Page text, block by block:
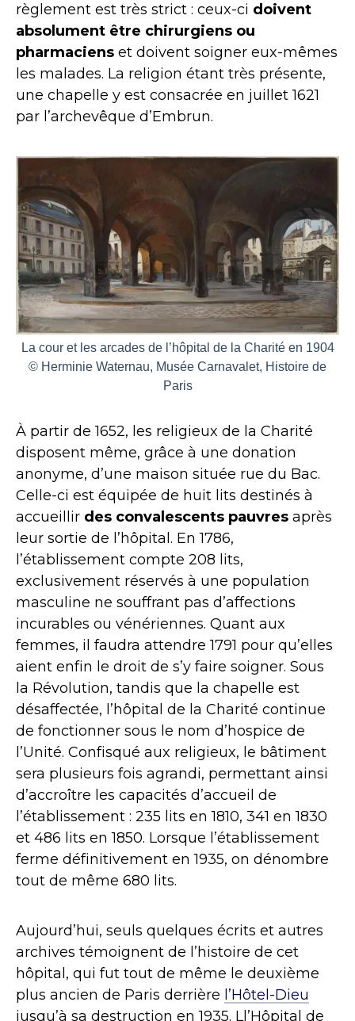
règlement est très strict : ceux-ci doivent
absolument être chirurgiens ou
pharmaciens et doivent soigner eux-mêmes
les malades. La religion étant très présente,
une chapelle y est consacrée en juillet 1621
par l’archevêque d’Embrun.
La cour et les arcades de l’hôpital de la Charité en 1904
© Herminie Waternau, Musée Carnavalet, Histoire de
Paris
À partir de 1652, les religieux de la Charité
disposent même, grâce à une donation
anonyme, d’une maison située rue du Bac.
Celle-ci est équipée de huit lits destinés à
accueillir des convalescents pauvres après
leur sortie de l’hôpital. En 1786,
l’établissement compte 208 lits,
exclusivement réservés à une population
masculine ne souffrant pas d’affections
incurables ou vénériennes. Quant aux
femmes, il faudra attendre 1791 pour qu’elles
aient enfin le droit de s’y faire soigner. Sous
la Révolution, tandis que la chapelle est
désaffectée, l’hôpital de la Charité continue
de fonctionner sous le nom d’hospice de
l’Unité. Confisqué aux religieux, le bâtiment
sera plusieurs fois agrandi, permettant ainsi
d’accroître les capacités d’accueil de
l’établissement : 235 lits en 1810, 341 en 1830
et 486 lits en 1850. Lorsque l’établissement
ferme définitivement en 1935, on dénombre
tout de même 680 lits.
Aujourd’hui, seuls quelques écrits et autres
archives témoignent de l’histoire de cet
hôpital, qui fut tout de même le deuxième
plus ancien de Paris derrière l’Hôtel-Dieu
jusqu’à sa destruction en 1935. Ll’Hôpital de